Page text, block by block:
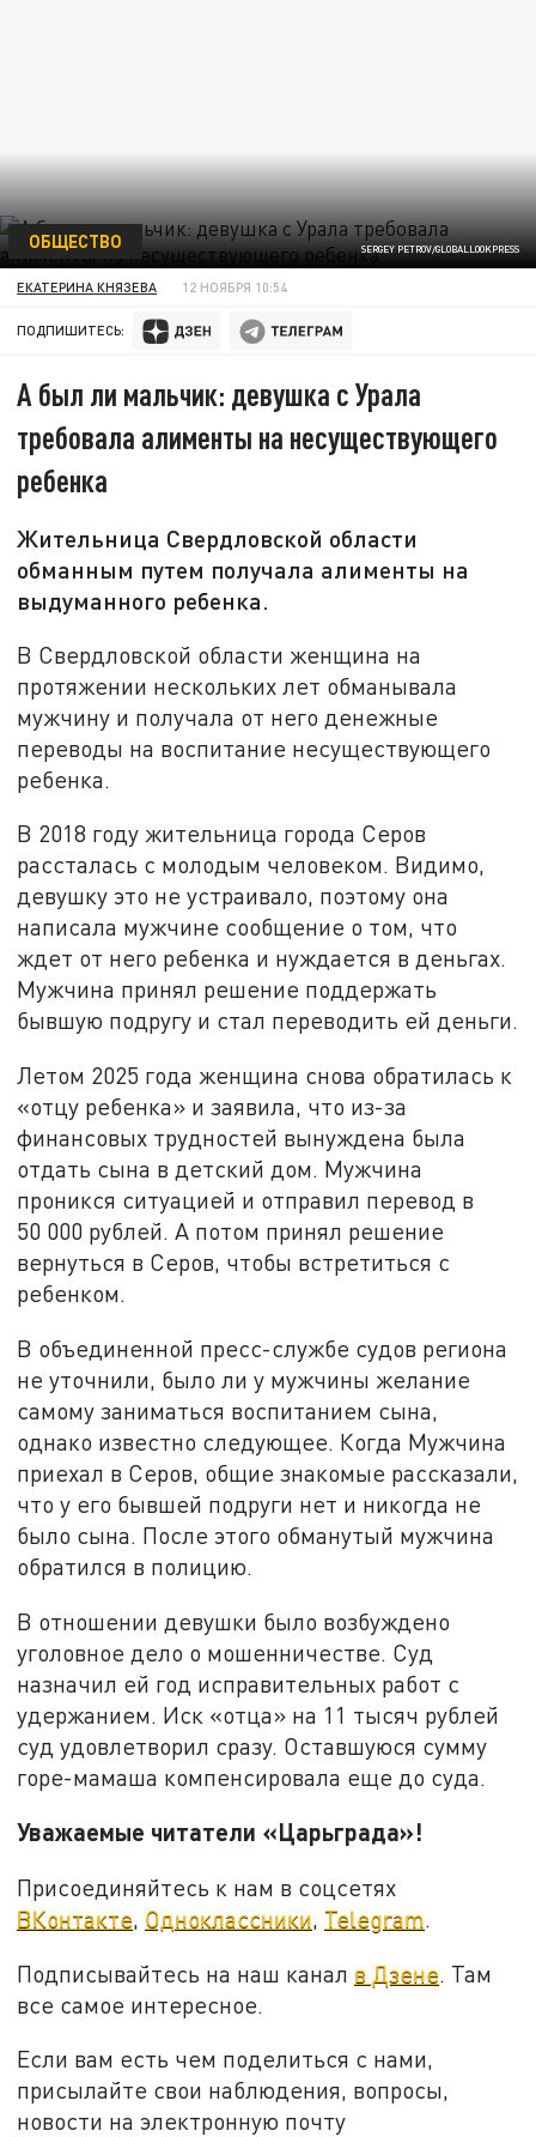
SERGEY PETROV/GLOBALLOOKPRESS
ОБЩЕСТВО
ЕКАТЕРИНА КНЯЗЕВА 12 НОЯБРЯ 10:54
ПОДПИШИТЕСЬ:
А был ли мальчик: девушка с Урала
требовала алименты на несуществующего
ребенка
Жительница Свердловской области
обманным путем получала алименты на
выдуманного ребенка.
В Свердловской области женщина на
протяжении нескольких лет обманывала
мужчину и получала от него денежные
переводы на воспитание несуществующего
ребенка.
В 2018 году жительница города Серов
рассталась с молодым человеком. Видимо,
девушку это не устраивало, поэтому она
написала мужчине сообщение о том, что
ждет от него ребенка и нуждается в деньгах.
Мужчина принял решение поддержать
бывшую подругу и стал переводить ей деньги.
Летом 2025 года женщина снова обратилась к
«отцу ребенка» и заявила, что из-за
финансовых трудностей вынуждена была
отдать сына в детский дом. Мужчина
проникся ситуацией и отправил перевод в
50 000 рублей. А потом принял решение
вернуться в Серов, чтобы встретиться с
ребенком.
В объединенной пресс-службе судов региона
не уточнили, было ли у мужчины желание
самому заниматься воспитанием сына,
однако известно следующее. Когда Мужчина
приехал в Серов, общие знакомые рассказали,
что у его бывшей подруги нет и никогда не
было сына. После этого обманутый мужчина
обратился в полицию.
В отношении девушки было возбуждено
уголовное дело о мошенничестве. Суд
назначил ей год исправительных работ с
удержанием. Иск «отца» на 11 тысяч рублей
суд удовлетворил сразу. Оставшуюся сумму
горе-мамаша компенсировала еще до суда.
Уважаемые читатели «Царьграда»!
Присоединяйтесь к нам в соцсетях
ВКонтакте, Одноклассники, Telegram.
Подписывайтесь на наш канал в Дзене . Там
все самое интересное.
Если вам есть чем поделиться с нами,
присылайте свои наблюдения, вопросы,
новости на электронную почту